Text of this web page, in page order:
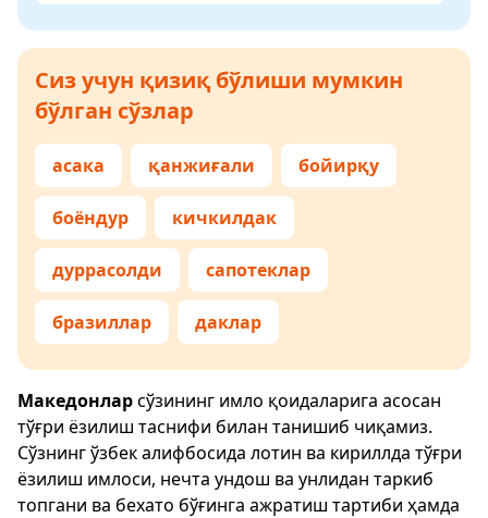
Сиз учун қизиқ бўлиши мумкин
бўлган сўзлар
асака қанжиғали бойирқу
боёндур кичкилдак
дуррасолди сапотеклар
бразиллар даклар
Македонларсўзининг имло қоидаларига асосан
тўғри ёзилиш таснифи билан танишиб чиқамиз.
Сўзнинг ўзбек алифбосида лотин ва кириллда тўғри
ёзилиш имлоси, нечта ундош ва унлидан таркиб
топгани ва бехато бўғинга ажратиш тартиби ҳамда